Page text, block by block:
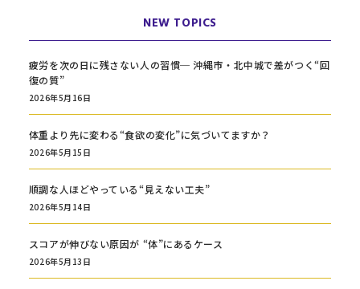
NEW TOPICS
疲労を次の日に残さない人の習慣─ 沖縄市・北中城で差がつく“回
復の質”
2026年5月16日
体重より先に変わる“食欲の変化”に気づいてますか？
2026年5月15日
順調な人ほどやっている“見えない工夫”
2026年5月14日
スコアが伸びない原因が “体”にあるケース
2026年5月13日